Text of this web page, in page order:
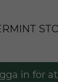
in för